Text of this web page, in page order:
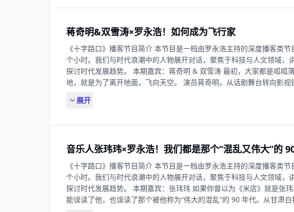
红书 @罗永浩的十字路口 商务合作： 欢迎发送邮件至
在过去通常被认为是“欧美人才会喜欢的冒险”。接下来，去蛇岛过夜，
落实计划的同时，他也想好了有一天要把镜头对准我们的星球之外，对
方，以回应那颗永远跳动着的好奇心。他有了和年龄完全不匹配的成就
待的未来。 他是影视飓风的 Tim，潘天鸿。《罗永浩的十字路口》第 6
谈，他是如何像呼吸般自然地实现了一个又一个年轻的、狂野的梦想。
Tim 这个名字是怎么来的 03:13 儿时曾被冤枉是小偷 07:11 从小到大一
13:21 Tim 回忆视频事业的开端 22:36 内心想拿奥斯卡短片奖 34:39 做
42:32 影视飓风的收入来源 55:58 Tim 想探索自媒体的上限 01:19:36 什
代视频工作者吗 02:38:55 五年内想要 10 亿人看过影视飓风 02:44:00
书 @罗永浩的十字路口 商务合作： 欢迎发送邮件至
蒋奇明&双雪涛×罗永浩！如何成为飞行家
《十字路口》播客节目简介 本节⽬是⼀档由罗永浩主持的深度播客类
个小时。我们与时代浪潮中的⼈物展开对话，聚焦于科技与⼈⽂领域，
探讨时代发展趋势。 本期嘉宾：蒋奇明 & 双雪涛 最初，大家都是呱呱
地，就是为了离开地面，飞向天空。 演员蒋奇明，从话剧舞台转向影视
的王安全，胸怀壮志但一生身不由己的李明奇......他和他所扮演的角色一
了一次次冷静而又惊艳的探索。在他笔下，在那片老东北废弃工业区锈
比任何人都懂得“离地三米五”的珍贵，当蒋奇明和双雪涛相遇在电影《
本互为翅膀，让“飞行”不再仅仅是隐喻，而是同时去往两个一样蔚蓝的
字路口》第十八期，我们节目首次迎来双嘉宾的对谈——演员蒋奇明与
听到】 00:04:47关于改编 00:13:25东北口音 00:27:46前期准备
父母反对 01:09:28手语学习 01:24:12投身表演 01:43:47转职作家
02:04:49成名作品 02:17:19越来越帅 02:21:53双向奔赴 02:26:34未来
展开
音乐人张玮玮×罗永浩！我们都是那个“混乱又伟大”的
《十字路口》播客节目简介 本节⽬是⼀档由罗永浩主持的深度播客类
个小时。我们与时代浪潮中的⼈物展开对话，聚焦于科技与⼈⽂领域，
探讨时代发展趋势。 本期嘉宾：张玮玮 如果你曾以为《米店》就是张
能误读了他，也误读了那个被他称为“伟大的混乱”的 90 年代。从甘肃